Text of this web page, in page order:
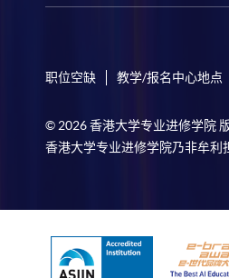
职位空缺 教学/报名中心地点
© 2026 香港大学专业进修学院
香港大学专业进修学院乃非牟利